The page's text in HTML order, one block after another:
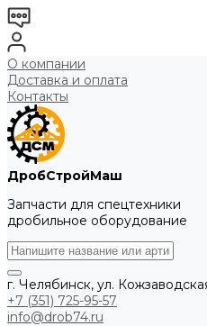
О компании
Доставка и оплата
Контакты
ДробСтройМаш
Запчасти для спецтехники
дробильное оборудование
г. Челябинск, ул.
+7 (351) 725-95-57
info@drob74.ru